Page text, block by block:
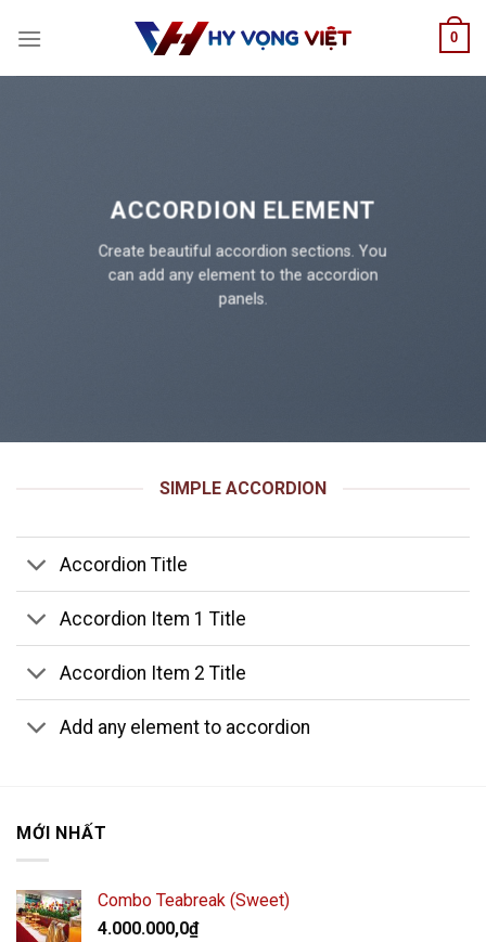
0
ACCORDION ELEMENT
Create beautiful accordion sections. You
can add any element to the accordion
panels.
SIMPLE ACCORDION
Accordion Title
Accordion Item 1 Title
Accordion Item 2 Title
Add any element to accordion
MỚI NHẤT
Combo Teabreak (Sweet)
4.000.000,0₫